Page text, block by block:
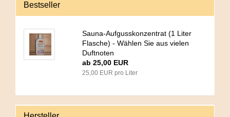
Bestseller
Sauna-Aufgusskonzentrat (1 Liter
Flasche) - Wählen Sie aus vielen
Duftnoten
ab 25,00 EUR
25,00 EUR pro Liter